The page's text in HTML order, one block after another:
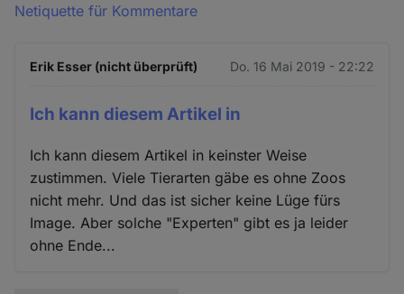
Netiquette für Kommentare
Erik Esser (nicht überprüft) Do. 16 Mai 2019 - 22:22
Ich kann diesem Artikel in
Ich kann diesem Artikel in keinster Weise
zustimmen. Viele Tierarten gäbe es ohne Zoos
nicht mehr. Und das ist sicher keine Lüge fürs
Image. Aber solche "Experten" gibt es ja leider
ohne Ende...